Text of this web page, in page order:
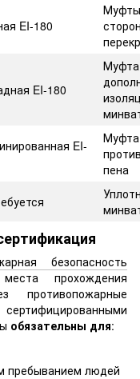
EI-180
EI-180
EI-
пена
безопасность
прохождения
противопожарные
обязательны для:
пребыванием людей